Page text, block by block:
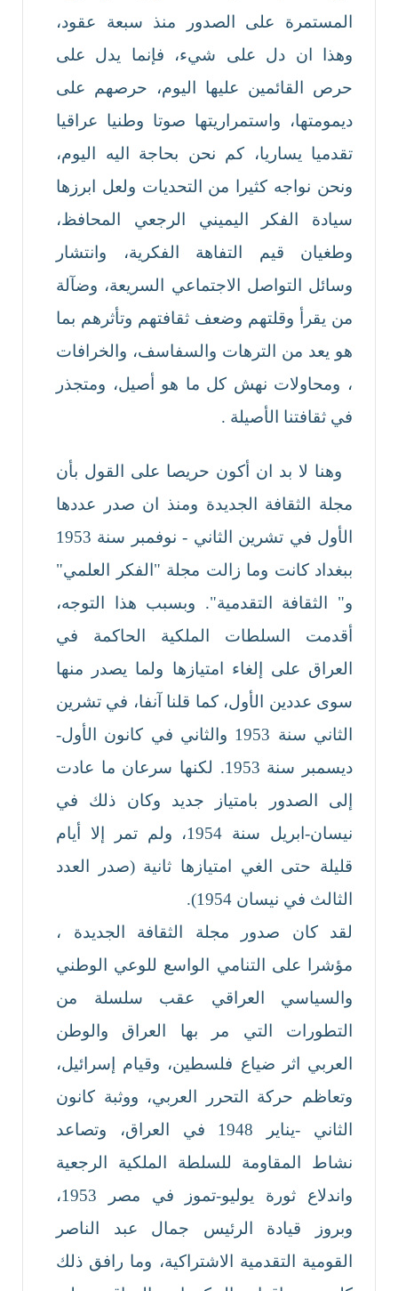
المستمرة على الصدور منذ سبعة عقود،
وهذا ان دل على شيء، فإنما يدل على
حرص القائمين عليها اليوم، حرصهم على
ديمومتها، واستمراريتها صوتا وطنيا عراقيا
تقدميا يساريا، كم نحن بحاجة اليه اليوم،
ونحن نواجه كثيرا من التحديات ولعل ابرزها
سيادة الفكر اليميني الرجعي المحافظ،
وطغيان قيم التفاهة الفكرية، وانتشار
وسائل التواصل الاجتماعي السريعة، وضآلة
من يقرأ وقلتهم وضعف ثقافتهم وتأثرهم بما
هو يعد من الترهات والسفاسف، والخرافات
، ومحاولات نهش كل ما هو أصيل، ومتجذر
في ثقافتنا الأصيلة .
وهنا لا بد ان أكون حريصا على القول بأن
مجلة الثقافة الجديدة ومنذ ان صدر عددها
الأول في تشرين الثاني - نوفمبر سنة 1953
ببغداد كانت وما زالت مجلة "الفكر العلمي"
و" الثقافة التقدمية". وبسبب هذا التوجه،
أقدمت السلطات الملكية الحاكمة في
العراق على إلغاء امتيازها ولما يصدر منها
سوى عددين الأول، كما قلنا آنفا، في تشرين
الثاني سنة 1953 والثاني في كانون الأول-
ديسمبر سنة 1953. لكنها سرعان ما عادت
إلى الصدور بامتياز جديد وكان ذلك في
نيسان-ابريل سنة 1954، ولم تمر إلا أيام
قليلة حتى الغي امتيازها ثانية (صدر العدد
الثالث في نيسان 1954).
لقد كان صدور مجلة الثقافة الجديدة ،
مؤشرا على التنامي الواسع للوعي الوطني
والسياسي العراقي عقب سلسلة من
التطورات التي مر بها العراق والوطن
العربي اثر ضياع فلسطين، وقيام إسرائيل،
وتعاظم حركة التحرر العربي، ووثبة كانون
الثاني -يناير 1948 في العراق، وتصاعد
نشاط المقاومة للسلطة الملكية الرجعية
واندلاع ثورة يوليو-تموز في مصر 1953،
وبروز قيادة الرئيس جمال عبد الناصر
القومية التقدمية الاشتراكية، وما رافق ذلك